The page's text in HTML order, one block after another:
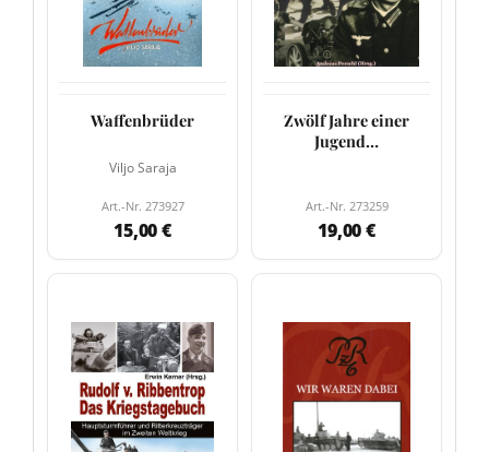
Waffenbrüder
Viljo Saraja
Art.-Nr. 273927
15,00 €
Zwölf Jahre einer
Jugend…
Art.-Nr. 273259
19,00 €